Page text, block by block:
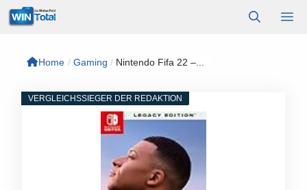
Zum
Inhalt
Home / Gaming / Nintendo Fifa 22 –...
VERGLEICHSSIEGER DER REDAKTION